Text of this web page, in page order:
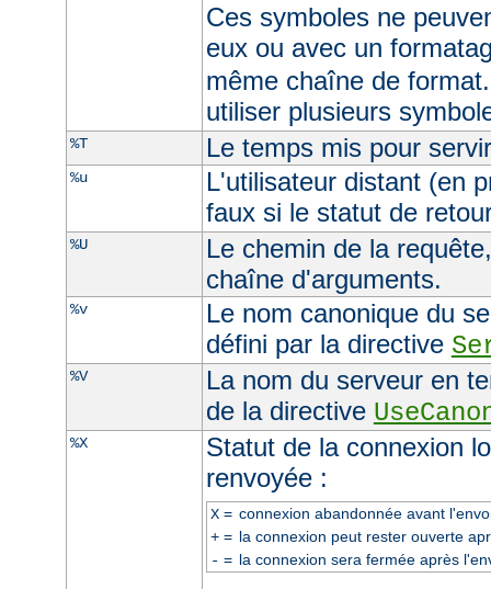
Ces symboles ne
eux ou avec un
même chaîne de
utiliser plusieurs
%T Le temps mis pour
%u
L'utilisateur distant (en
faux si le statut de
%U
Le chemin de la
chaîne d'arguments.
%v
Le nom canonique du
défini par la directive
%V
La nom du serveur en
de la directive
%X
Statut de la connexion
renvoyée :
X= connexion abandonnée avant
+= la connexion peut rester ouverte
- = la connexion sera fermée après